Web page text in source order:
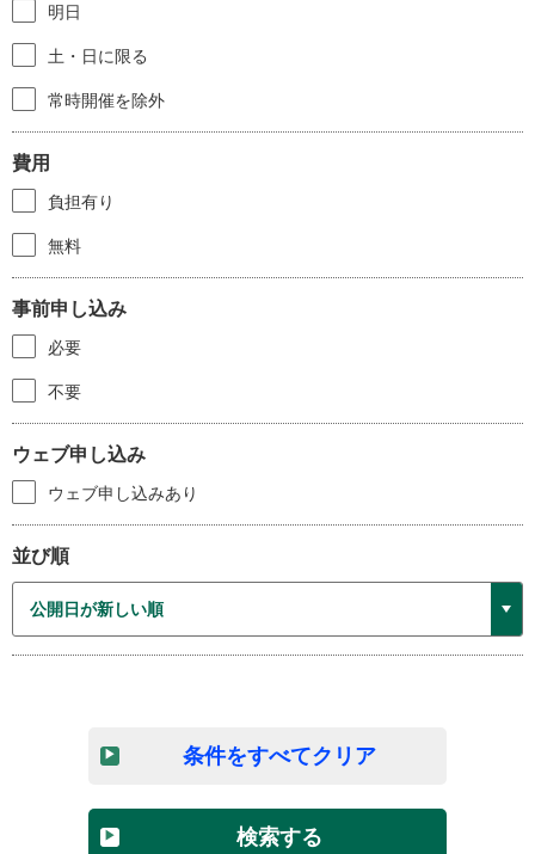
明日
土・日に限る
常時開催を除外
費用
負担有り
無料
事前申し込み
必要
不要
ウェブ申し込み
ウェブ申し込みあり
並び順
条件をすべてクリア
検索する